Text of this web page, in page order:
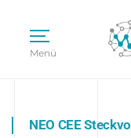
Menü
NEO CEE